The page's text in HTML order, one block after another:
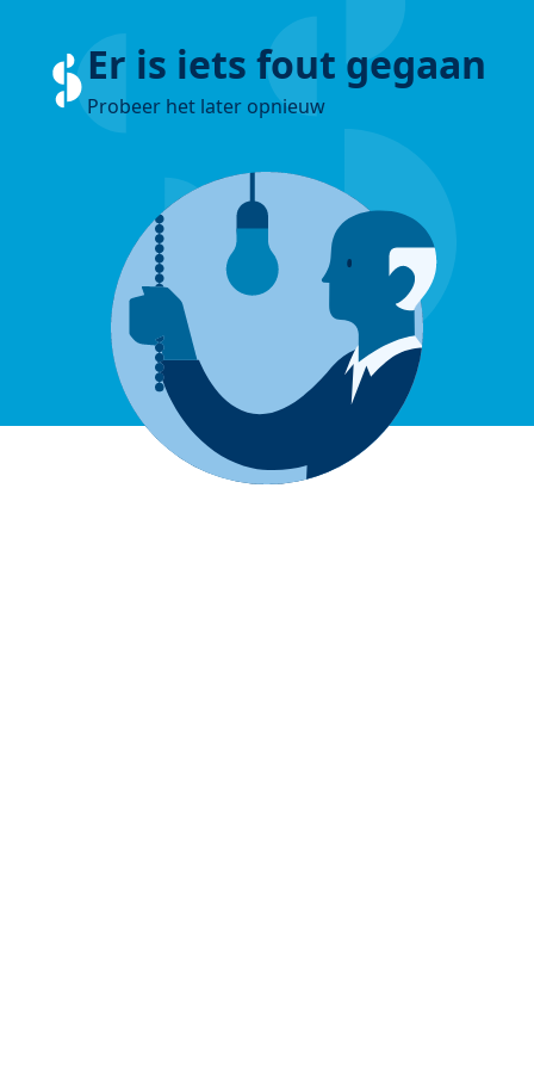
Er is iets fout gegaan
Probeer het later opnieuw